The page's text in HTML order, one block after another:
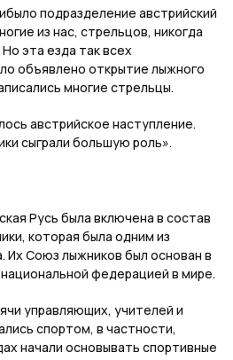
подразделение австрийский
из нас, стрельцов, никогда
эта езда так всех
объявлено открытие лыжного
многие стрельцы.
австрийское наступление.
сыграли большую роль».
Русь была включена в состав
которая была одним из
Их Союз лыжников был основан в
федерацией в мире.
управляющих, учителей и
спортом, в частности,
начали основывать спортивные